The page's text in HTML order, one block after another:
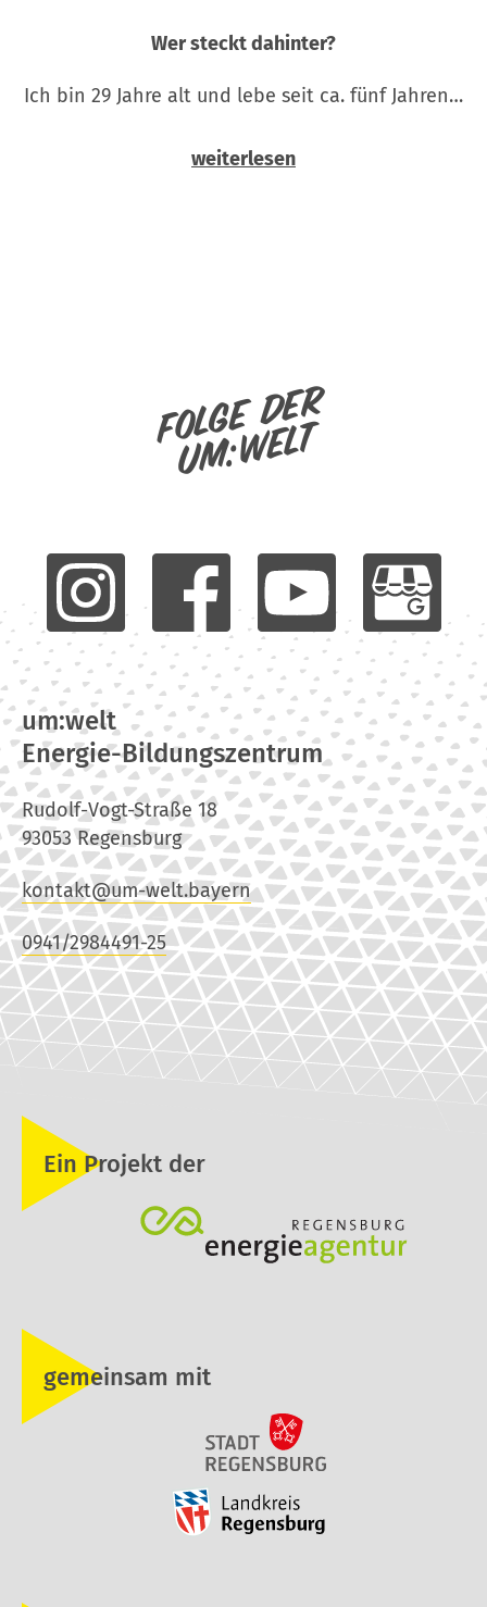
Wer steckt dahinter?
Ich bin 29 Jahre alt und lebe seit ca. fünf Jahren…
weiterlesen
Folge der
um:welt
um:welt
Energie-Bildungszentrum
Rudolf-Vogt-Straße 18
93053 Regensburg
kontakt@um-welt.bayern
0941/2984491-25
Ein Projekt der
gemeinsam mit